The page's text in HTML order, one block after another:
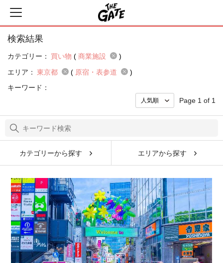
検索結果
カテゴリー： 買い物 ( 商業施設
)
エリア： 東京都 ( 原宿・表参道
)
キーワード：
Page 1 of 1
カテゴリーから探す エリアから探す